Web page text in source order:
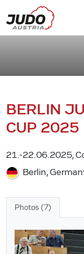
BERLIN
CUP 2025
21.-22.06.2025,
Berlin,
Photos (7)